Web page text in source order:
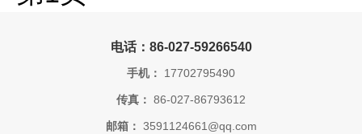
电话：86-027-59266540
手机： 17702795490
传真： 86-027-86793612
邮箱： 3591124661@qq.com